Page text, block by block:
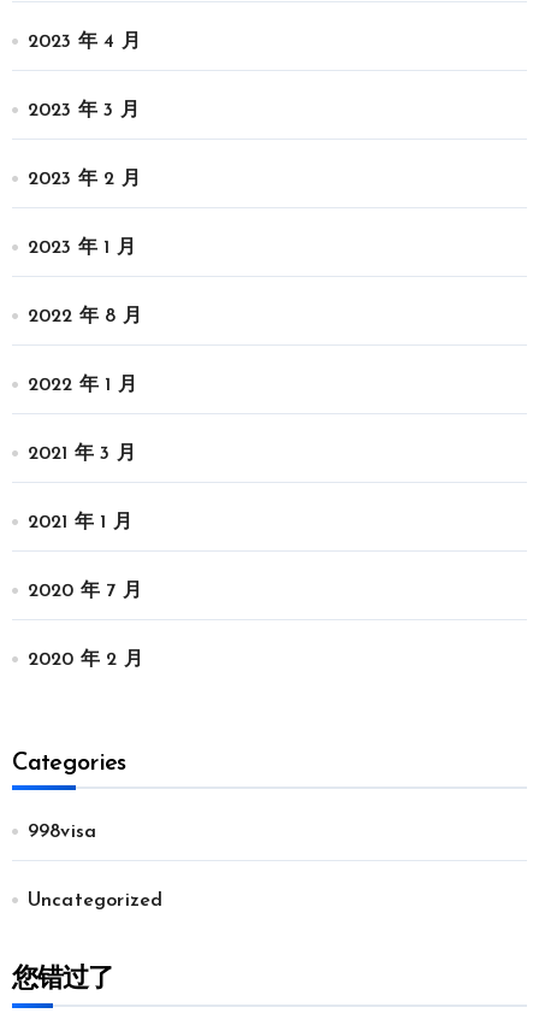
2023 年 4 月
2023 年 3 月
2023 年 2 月
2023 年 1 月
2022 年 8 月
2022 年 1 月
2021 年 3 月
2021 年 1 月
2020 年 7 月
2020 年 2 月
Categories
998visa
Uncategorized
您错过了